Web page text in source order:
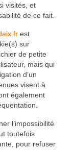
visités, et
de ce fait.
est
sur
de petite
mais qui
d’un
visent à
également
l’impossibilité
toutefois
pour refuser